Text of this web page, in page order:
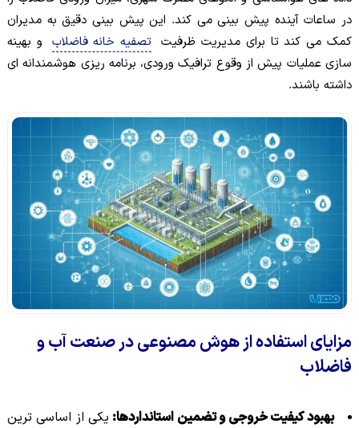
در ساعات آینده پیش بینی می کند. این پیش بینی دقیق به مدیران
کمک می کند تا برای مدیریت ظرفیت تصفیه خانه فاضلاب و بهینه
سازی عملیات پیش از وقوع ترافیک ورودی، برنامه ریزی هوشمندانه ای
داشته باشند.
مزایای استفاده از هوش مصنوعی در صنعت آب و
فاضلاب
بهبود کیفیت خروجی و تضمین استانداردها: یکی از اساسی ترین